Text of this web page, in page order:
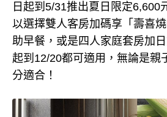
日起到5/31推出夏日限定6,600
以選擇雙人客房加碼享「壽喜
助早餐，或是四人家庭套房加
起到12/20都可適用，無論是親
分適合！